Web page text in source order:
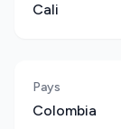
Cali
Pays
Colombia